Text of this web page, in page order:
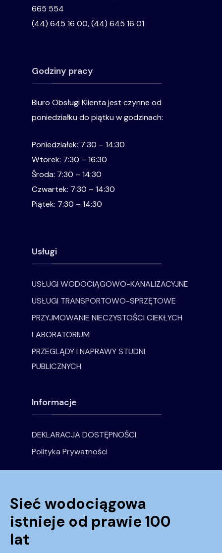
665 554
(44) 645 16 00, (44) 645 16 01
Godziny pracy
Biuro Obsługi Klienta jest czynne od
poniedziałku do piątku w godzinach:
Poniedziałek: 7:30 – 14:30
Wtorek: 7:30 – 16:30
Środa: 7:30 – 14:30
Czwartek: 7:30 – 14:30
Piątek: 7:30 – 14:30
Usługi
USŁUGI WODOCIĄGOWO-KANALIZACYJNE
USŁUGI TRANSPORTOWO-SPRZĘTOWE
PRZYJMOWANIE NIECZYSTOŚCI CIEKŁYCH
LABORATORIUM
PRZEGLĄDY I NAPRAWY STUDNI
PUBLICZNYCH
Informacje
DEKLARACJA DOSTĘPNOŚCI
Polityka Prywatności
Sieć wodociągowa
istnieje od prawie 100
lat